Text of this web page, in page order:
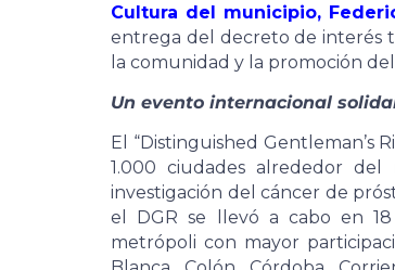
Cultura del municipio,
entrega del decreto de interés
la comunidad y la promoción
Un evento internacional
El “Distinguished Gentleman’s
1.000 ciudades alrededor
investigación del cáncer de
el DGR se llevó a cabo en 18
metrópoli con mayor